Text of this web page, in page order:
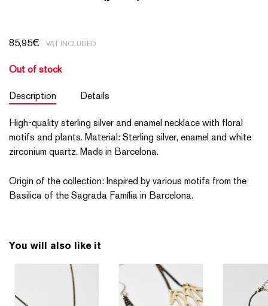
85,95€ VAT INCLUDED
Out of stock
Description Details
High-quality sterling silver and enamel necklace with floral
motifs and plants. Material: Sterling silver, enamel and white
zirconium quartz. Made in Barcelona.
Origin of the collection: Inspired by various motifs from the
Basilica of the Sagrada Família in Barcelona.
You will also like it